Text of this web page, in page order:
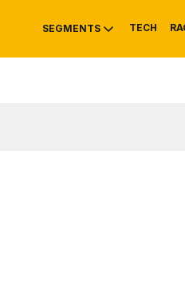
SEGMENTS TECH